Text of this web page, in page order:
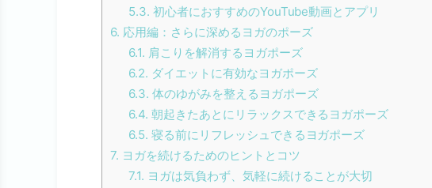
5.3. 初心者におすすめのYouTube動画とアプリ
6. 応用編：さらに深めるヨガのポーズ
6.1. 肩こりを解消するヨガポーズ
6.2. ダイエットに有効なヨガポーズ
6.3. 体のゆがみを整えるヨガポーズ
6.4. 朝起きたあとにリラックスできるヨガポーズ
6.5. 寝る前にリフレッシュできるヨガポーズ
7. ヨガを続けるためのヒントとコツ
7.1. ヨガは気負わず、気軽に続けることが大切